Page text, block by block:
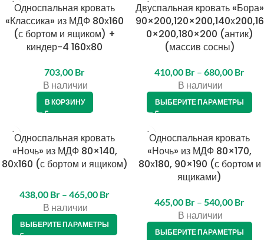
Односпальная кровать
«Классика» из МДФ 80х160
(с бортом и ящиком) +
киндер-4 160х80
703,00 Br
В наличии
В КОРЗИНУ
Двуспальная кровать «Бора»
90×200,120×200,140х200,16
0×200,180×200 (антик)
(массив сосны)
410,00 Br – 680,00 Br
В наличии
ВЫБЕРИТЕ ПАРАМЕТРЫ
Односпальная кровать
«Ночь» из МДФ 80×140,
80х160 (с бортом и ящиком)
438,00 Br – 465,00 Br
В наличии
ВЫБЕРИТЕ ПАРАМЕТРЫ
Односпальная кровать
«Ночь» из МДФ 80×170,
80х180, 90×190 (с бортом и
ящиками)
465,00 Br – 540,00 Br
В наличии
ВЫБЕРИТЕ ПАРАМЕТРЫ